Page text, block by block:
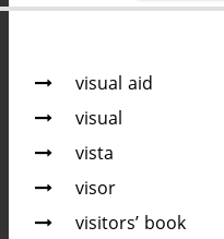
visual aid
visual
vista
visor
visitors’ book